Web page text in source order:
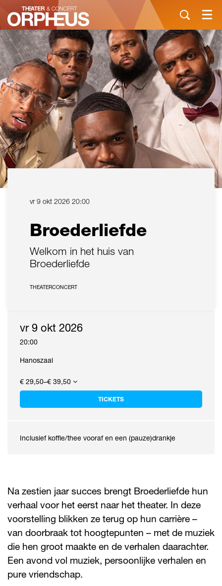
Menu
Broederliefde
Welkom in het huis van
Broederliefde
vr 9 okt 2026 20:00
THEATERCONCERT
vr 9 okt 2026
20:00
Hanoszaal
€ 29,50–€ 39,50
TICKETS
Inclusief koffie/thee vooraf en een (pauze)drankje
Na zestien jaar succes brengt Broederliefde hun
verhaal voor het eerst naar het theater. In deze
voorstelling blikken ze terug op hun carrière –
van doorbraak tot hoogtepunten – met de muziek
die hen groot maakte en de verhalen daarachter.
Een avond vol muziek, persoonlijke verhalen en
pure vriendschap.